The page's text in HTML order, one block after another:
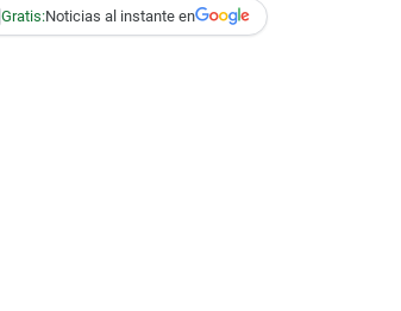
Gratis:Noticias al instante en